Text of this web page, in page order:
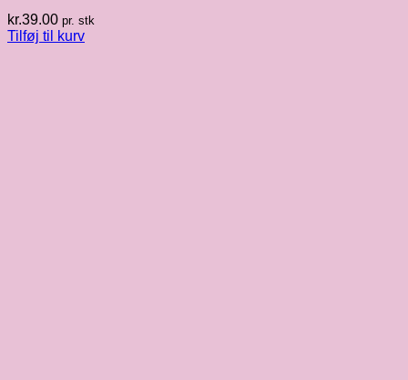
kr.39.00 pr. stk
Tilføj til kurv